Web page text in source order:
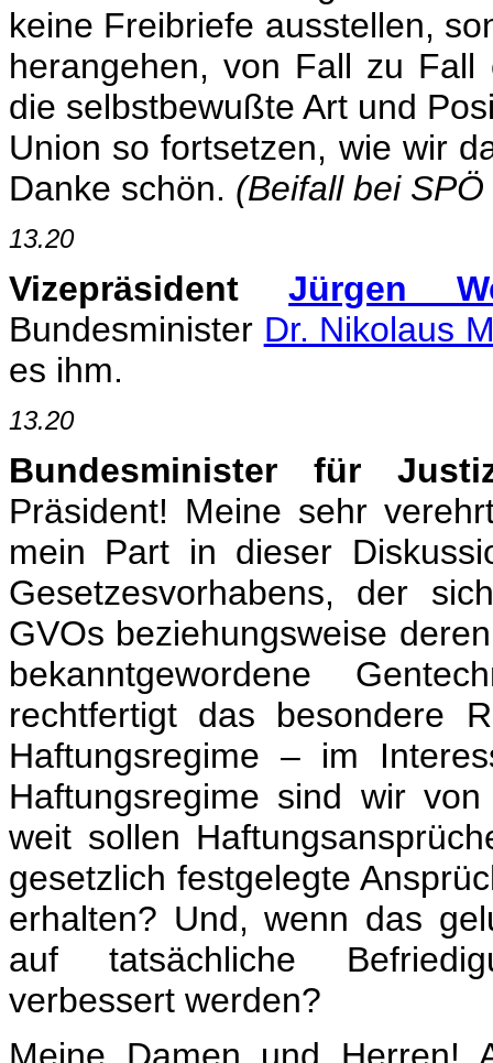
keine Freibriefe ausstellen,
herangehen, von Fall zu
die selbstbewußte Art und
Union so fortsetzen, wie wir
Danke schön. (Beifall bei
13.20
VizepräsidentJürgen
Bundesminister Dr. Nikolaus
es ihm.
13.20
Bundesminister für
Präsident! Meine sehr
mein Part in dieser
Gesetzesvorhabens, der
GVOs beziehungsweise
bekanntgewordene
rechtfertigt das besondere
Haftungsregime – im
Haftungsregime sind wir
weit sollen
gesetzlich festgelegte
erhalten? Und, wenn das
auf tatsächliche
verbessert werden?